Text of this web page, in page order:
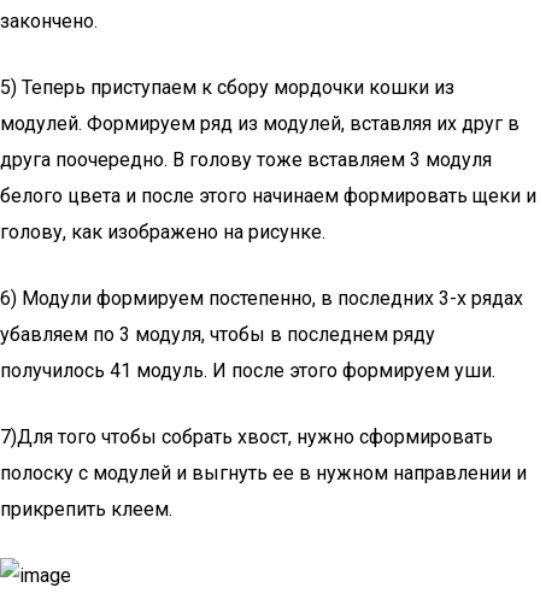
закончено.
5) Теперь приступаем к сбору мордочки кошки из
модулей. Формируем ряд из модулей, вставляя их друг в
друга поочередно. В голову тоже вставляем 3 модуля
белого цвета и после этого начинаем формировать щеки и
голову, как изображено на рисунке.
6) Модули формируем постепенно, в последних 3-х рядах
убавляем по 3 модуля, чтобы в последнем ряду
получилось 41 модуль. И после этого формируем уши.
7)Для того чтобы собрать хвост, нужно сформировать
полоску с модулей и выгнуть ее в нужном направлении и
прикрепить клеем.